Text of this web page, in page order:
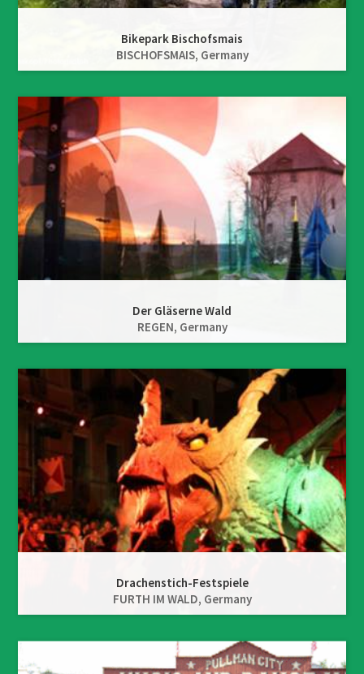
Bikepark Bischofsmais
BISCHOFSMAIS, Germany
Der Gläserne Wald
REGEN, Germany
Drachenstich-Festspiele
FURTH IM WALD, Germany